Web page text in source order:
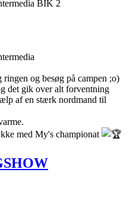
BIK 2
og besøg på campen ;o)
det gik over alt forventning
af en stærk nordmand til
med My's championat